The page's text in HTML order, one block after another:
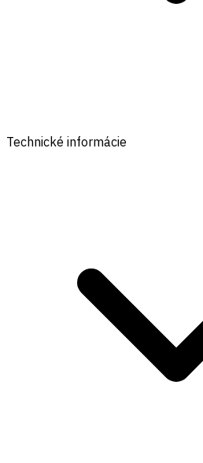
Technické informácie